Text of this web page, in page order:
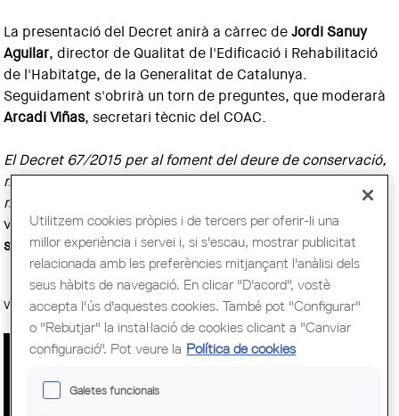
La presentació del Decret anirà a càrrec deJordi Sanuy
Aguilar, director de Qualitat de l'Edificació i Rehabilitació
de l'Habitatge, de la Generalitat de Catalunya.
Seguidament s'obrirà un torn de preguntes, que moderarà
Arcadi Viñas, secretari tècnic del COAC.
El Decret 67/2015 per al foment del deure de conservació,
manteniment i rehabilitació dels edificis d’habitatges,
mitjançant les inspeccions tècniques i el llibre de l’edifici
va entrar en vigor el 27 de maig de 2015.Més informació
sobre el nou Decret aquí.
Veure el vídeo de la jornada:
Utilitzem cookies pròpies i de tercers per oferir-li una
millor experiència i servei i, si s'escau, mostrar publicitat
relacionada amb les preferències mitjançant l'anàlisi dels
seus hàbits de navegació. En clicar "D'acord", vostè
accepta l'ús d'aquestes cookies. També pot "Configurar"
o "Rebutjar" la instal·lació de cookies clicant a "Canviar
configuració". Pot veure la Política de cookies
Galetes funcionals